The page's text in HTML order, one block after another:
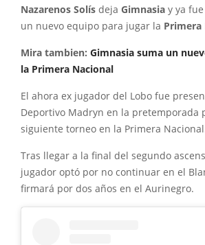
Nazarenos Solís deja Gimnasia y ya
un nuevo equipo para jugar la Primera
Mira tambien: Gimnasia suma un
la Primera Nacional
El ahora ex jugador del Lobo fue
Deportivo Madryn en la pretemporada
siguiente torneo en la Primera
Tras llegar a la final del segundo
jugador optó por no continuar en el
firmará por dos años en el Aurinegro.